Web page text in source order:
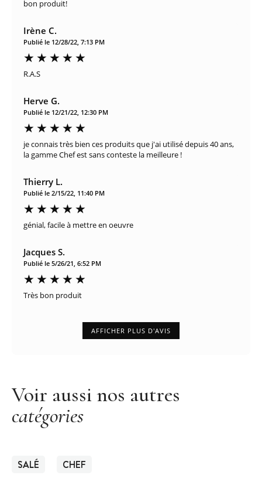
bon produit!
Irène C.
Publié le 12/28/22, 7:13 PM
R.A.S
Herve G.
Publié le 12/21/22, 12:30 PM
je connais très bien ces produits que j'ai utilisé depuis 40 ans,
la gamme Chef est sans conteste la meilleure !
Thierry L.
Publié le 2/15/22, 11:40 PM
génial, facile à mettre en oeuvre
Jacques S.
Publié le 5/26/21, 6:52 PM
Très bon produit
AFFICHER PLUS D'AVIS
Voir aussi nos autres
catégories
SALÉ CHEF